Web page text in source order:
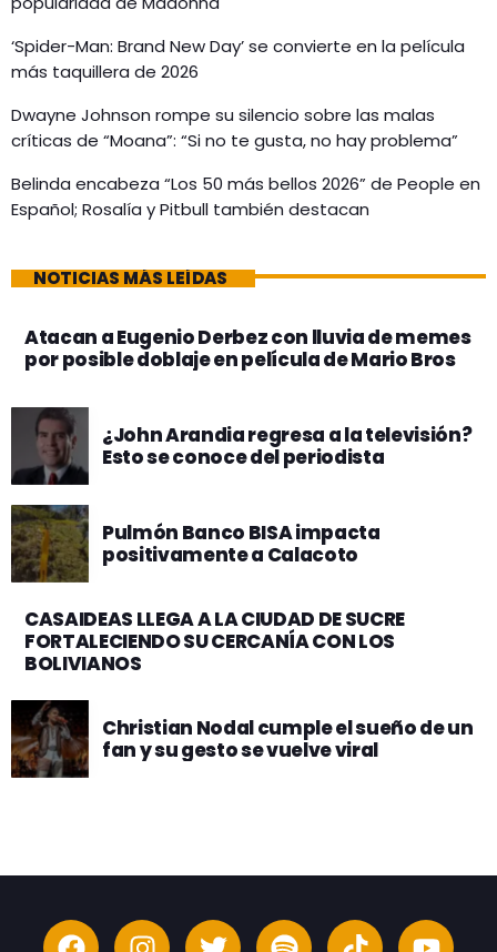
‘Spider-Man: Brand New Day’ se convierte en la película
más taquillera de 2026
Dwayne Johnson rompe su silencio sobre las malas
críticas de “Moana”: “Si no te gusta, no hay problema”
Belinda encabeza “Los 50 más bellos 2026” de People en
Español; Rosalía y Pitbull también destacan
NOTICIAS MÁS LEÍDAS
Atacan a Eugenio Derbez con lluvia de memes
por posible doblaje en película de Mario Bros
¿John Arandia regresa a la televisión?
Esto se conoce del periodista
Pulmón Banco BISA impacta
positivamente a Calacoto
CASAIDEAS LLEGA A LA CIUDAD DE SUCRE
FORTALECIENDO SU CERCANÍA CON LOS
BOLIVIANOS
Christian Nodal cumple el sueño de un
fan y su gesto se vuelve viral